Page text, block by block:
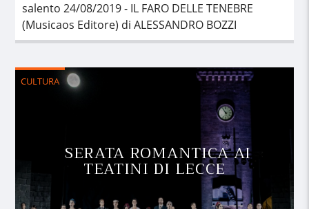
salento 24/08/2019 - IL FARO DELLE TENEBRE
(Musicaos Editore) di ALESSANDRO BOZZI
CULTURA
SERATA ROMANTICA AI
TEATINI DI LECCE